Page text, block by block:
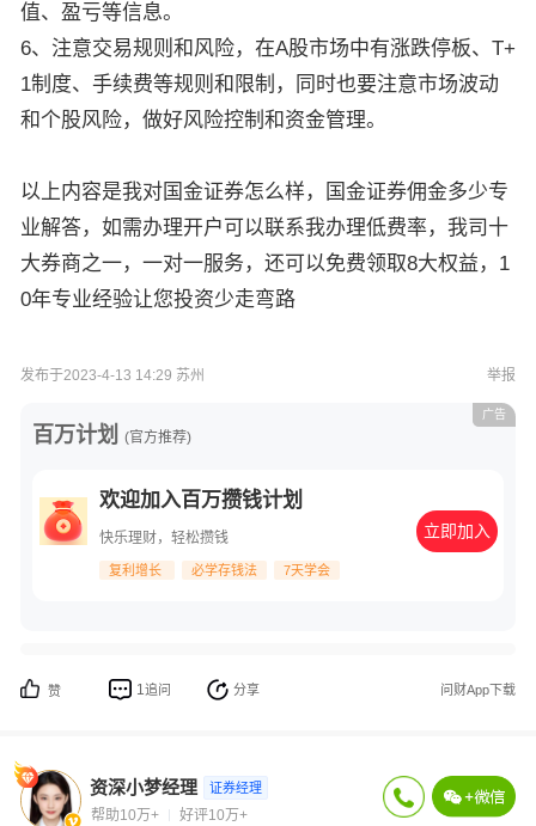
值、盈亏等信息。
6、注意交易规则和风险，在A股市场中有涨跌停板、T+
1制度、手续费等规则和限制，同时也要注意市场波动
和个股风险，做好风险控制和资金管理。
以上内容是我对国金证券怎么样，国金证券佣金多少专
业解答，如需办理开户可以联系我办理低费率，我司十
大券商之一，一对一服务，还可以免费领取8大权益，1
0年专业经验让您投资少走弯路
发布于2023-4-13 14:29 苏州 举报
百万计划 (官方推荐)
欢迎加入百万攒钱计划
快乐理财，轻松攒钱
复利增长 必学存钱法 7天学会
立即加入
广告
赞 1追问 分享 问财App下载
资深小梦经理 证券经理
帮助10万+ 好评10万+